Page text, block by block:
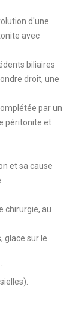
d'une
avec
biliaires
droit, une
par un
péritonite et
et sa cause
chirurgie, au
glace sur le